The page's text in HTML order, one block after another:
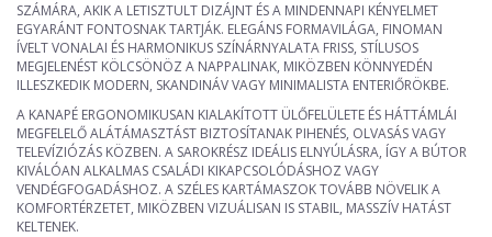
SZÁMÁRA, AKIK A LETISZTULT DIZÁJNT ÉS A MINDENNAPI KÉNYELMET
EGYARÁNT FONTOSNAK TARTJÁK. ELEGÁNS FORMAVILÁGA, FINOMAN
ÍVELT VONALAI ÉS HARMONIKUS SZÍNÁRNYALATA FRISS, STÍLUSOS
MEGJELENÉST KÖLCSÖNÖZ A NAPPALINAK, MIKÖZBEN KÖNNYEDÉN
ILLESZKEDIK MODERN, SKANDINÁV VAGY MINIMALISTA ENTERIŐRÖKBE.
A KANAPÉ ERGONOMIKUSAN KIALAKÍTOTT ÜLŐFELÜLETE ÉS HÁTTÁMLÁI
MEGFELELŐ ALÁTÁMASZTÁST BIZTOSÍTANAK PIHENÉS, OLVASÁS VAGY
TELEVÍZIÓZÁS KÖZBEN. A SAROKRÉSZ IDEÁLIS ELNYÚLÁSRA, ÍGY A BÚTOR
KIVÁLÓAN ALKALMAS CSALÁDI KIKAPCSOLÓDÁSHOZ VAGY
VENDÉGFOGADÁSHOZ. A SZÉLES KARTÁMASZOK TOVÁBB NÖVELIK A
KOMFORTÉRZETET, MIKÖZBEN VIZUÁLISAN IS STABIL, MASSZÍV HATÁST
KELTENEK.